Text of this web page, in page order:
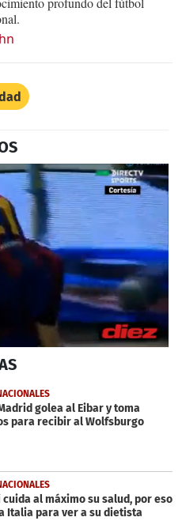
golea al Eibar y toma
para recibir al Wolfsburgo
cuida al máximo su salud, por eso
Italia para ver a su dietista